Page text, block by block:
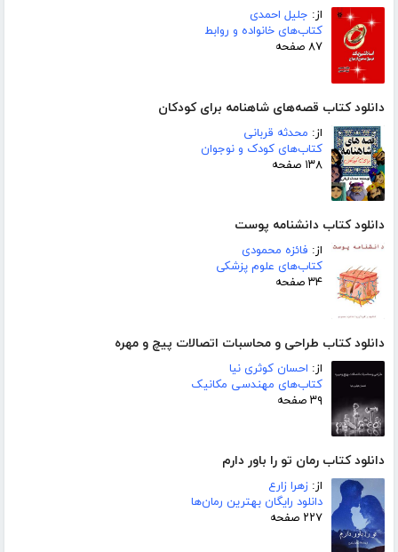
از: جلیل احمدی
کتاب‌های خانواده و روابط
۸۷ صفحه
دانلود کتاب قصه‌های شاهنامه برای کودکان
از: محدثه قربانی
کتاب‌های کودک و نوجوان
۱۳۸ صفحه
دانلود کتاب دانشنامه پوست
از: فائزه محمودی
کتاب‌های علوم پزشکی
۳۴ صفحه
دانلود کتاب طراحی و محاسبات اتصالات پیچ و مهره
از: احسان کوثری نیا
کتاب‌های مهندسی مکانیک
۳۹ صفحه
دانلود کتاب رمان تو را باور دارم
از: زهرا زارع
دانلود رایگان بهترین رمان‌ها
۲۲۷ صفحه